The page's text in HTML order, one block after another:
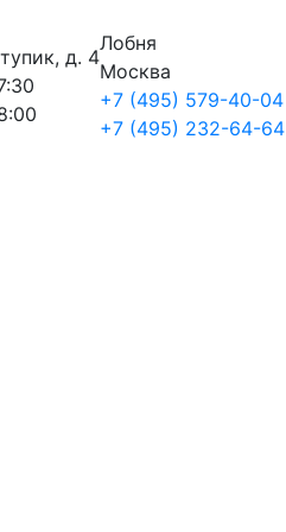
д. 4
Лобня
Москва
+7 (495) 579-40-04
+7 (495) 232-64-64